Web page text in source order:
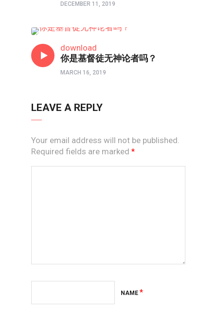
DECEMBER 11, 2019
download
你是基督徒无神论者吗？
MARCH 16, 2019
LEAVE A REPLY
Your email address will not be published.
Required fields are marked *
NAME *